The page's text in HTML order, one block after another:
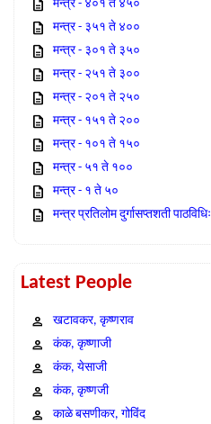
मन्त्र - ४०१ ते ४५०
मन्त्र - ३५१ ते ४००
मन्त्र - ३०१ ते ३५०
मन्त्र - २५१ ते ३००
मन्त्र - २०१ ते २५०
मन्त्र - १५१ ते २००
मन्त्र - १०१ ते १५०
मन्त्र - ५१ ते १००
मन्त्र - १ ते ५०
मन्त्र प्रतिलोम दुर्गासप्तशती पाठविधिः
Latest People
खटावकर, कृष्णराव
कंक, कृष्णाजी
कंक, येसाजी
कंक, कृष्णजी
काळे बसणीकर, गोविंद